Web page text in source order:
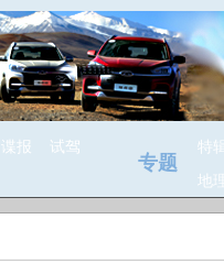
谍报
试驾
专题
特辑
地理